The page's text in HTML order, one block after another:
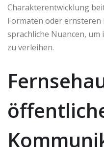
Charakterentwicklung
Formaten oder ernsteren
sprachliche Nuancen,
zu verleihen.